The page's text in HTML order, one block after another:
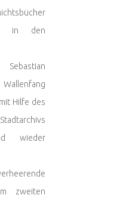
in den
Hilfe des
wieder
zweiten